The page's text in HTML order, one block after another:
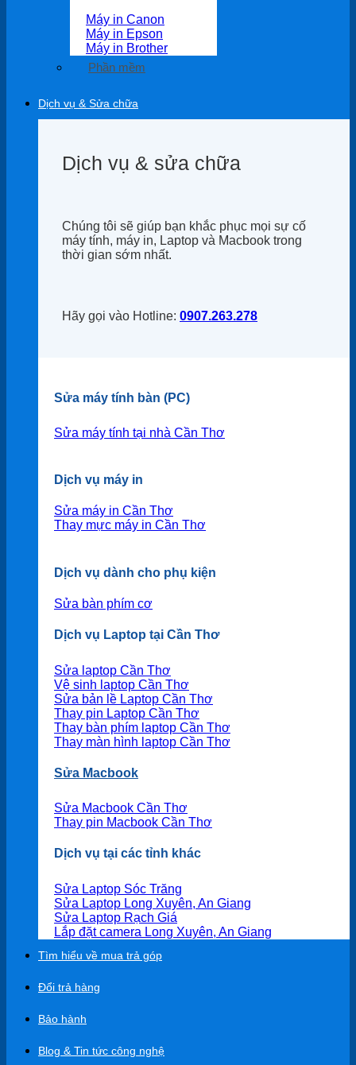
Máy in Canon
Máy in Epson
Máy in Brother
Phần mềm
Dịch vụ & Sửa chữa
Dịch vụ & sửa chữa
Chúng tôi sẽ giúp bạn khắc phục mọi sự cố
máy tính, máy in, Laptop và Macbook trong
thời gian sớm nhất.
Hãy gọi vào Hotline: 0907.263.278
Sửa máy tính bàn (PC)
Sửa máy tính tại nhà Cần Thơ
Dịch vụ máy in
Sửa máy in Cần Thơ
Thay mực máy in Cần Thơ
Dịch vụ dành cho phụ kiện
Sửa bàn phím cơ
Dịch vụ Laptop tại Cần Thơ
Sửa laptop Cần Thơ
Vệ sinh laptop Cần Thơ
Sửa bản lề Laptop Cần Thơ
Thay pin Laptop Cần Thơ
Thay bàn phím laptop Cần Thơ
Thay màn hình laptop Cần Thơ
Sửa Macbook
Sửa Macbook Cần Thơ
Thay pin Macbook Cần Thơ
Dịch vụ tại các tỉnh khác
Sửa Laptop Sóc Trăng
Sửa Laptop Long Xuyên, An Giang
Sửa Laptop Rạch Giá
Lắp đặt camera Long Xuyên, An Giang
Tìm hiểu về mua trả góp
Đổi trả hàng
Bảo hành
Blog & Tin tức công nghệ